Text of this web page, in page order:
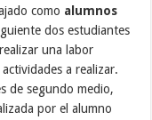
como alumnos
dos estudiantes
una labor
a realizar.
de segundo medio,
por el alumno